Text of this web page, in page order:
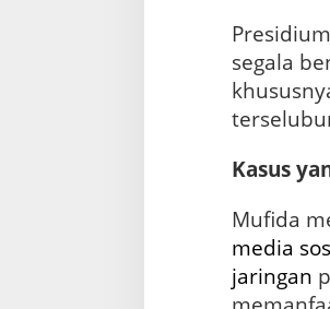
segala
Kasus
Mufida
media
jaringan